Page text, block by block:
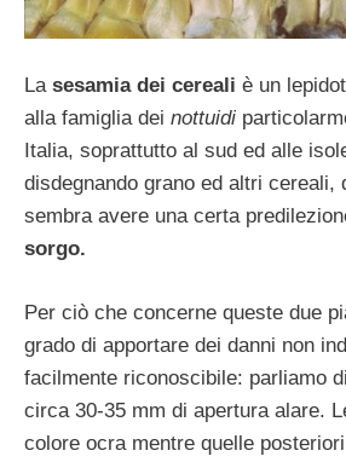
Lasesamia dei cereali è un
alla famiglia dei nottuidi
Italia, soprattutto al sud ed alle
disdegnando grano ed altri cereali,
sembra avere una certa
sorgo.
Per ciò che concerne queste due
grado di apportare dei danni non
facilmente riconoscibile: parliamo
circa 30-35 mm di apertura alare.
colore ocra mentre quelle